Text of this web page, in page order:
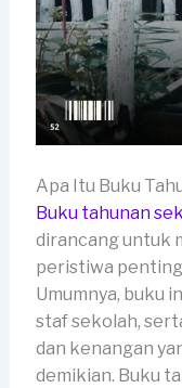
Apa Itu Buku
Buku tahunan
dirancang untuk
peristiwa
Umumnya, buku
staf sekolah,
dan kenangan
demikian. Buku